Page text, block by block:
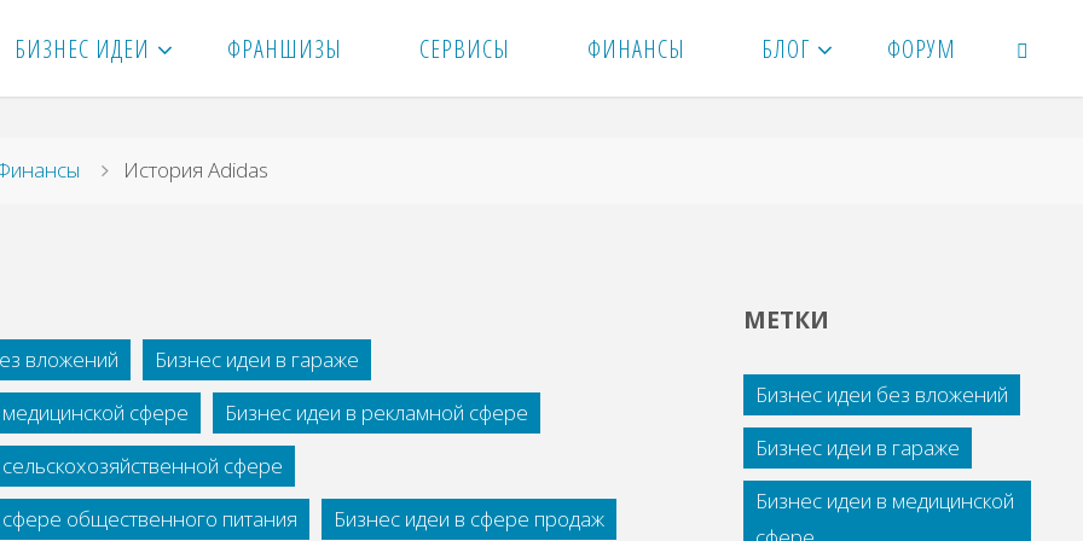
БИЗНЕС ИДЕИ ФРАНШИЗЫ СЕРВИСЫ ФИНАНСЫ БЛОГ ФОРУМ
История Adidas
вложений
Бизнес идеи в гараже
сфере
Бизнес идеи в рекламной сфере
сфере
общественного питания
Бизнес идеи в сфере продаж
МЕТКИ
Бизнес идеи без вложений
Бизнес идеи в гараже
Бизнес идеи в медицинской